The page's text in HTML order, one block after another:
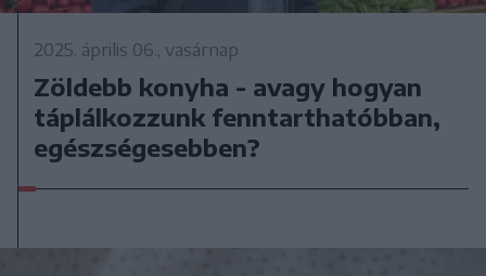
2025. április 06., vasárnap
Zöldebb konyha - avagy hogyan
táplálkozzunk fenntarthatóbban,
egészségesebben?